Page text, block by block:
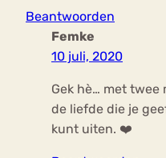
Beantwoorden
Femke
10 juli, 2020
Gek hè… met twee
de liefde die je
kunt uiten. ❤️